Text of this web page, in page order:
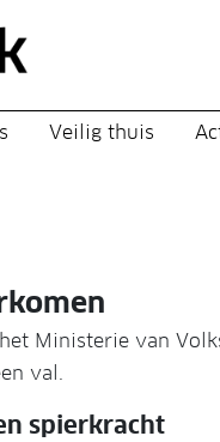
Veilig thuis
Ministerie van
val.
spierkracht